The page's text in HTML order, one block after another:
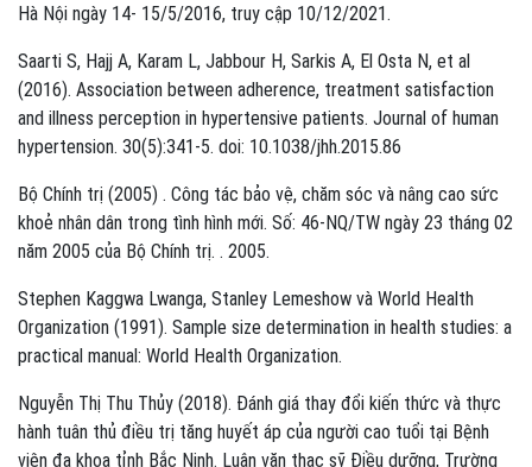
Hà Nội ngày 14- 15/5/2016, truy cập 10/12/2021.
Saarti S, Hajj A, Karam L, Jabbour H, Sarkis A, El Osta N, et al
(2016). Association between adherence, treatment satisfaction
and illness perception in hypertensive patients. Journal of human
hypertension. 30(5):341-5. doi: 10.1038/jhh.2015.86
Bộ Chính trị (2005) . Công tác bảo vệ, chăm sóc và nâng cao sức
khoẻ nhân dân trong tình hình mới. Số: 46-NQ/TW ngày 23 tháng 02
năm 2005 của Bộ Chính trị. . 2005.
Stephen Kaggwa Lwanga, Stanley Lemeshow và World Health
Organization (1991). Sample size determination in health studies: a
practical manual: World Health Organization.
Nguyễn Thị Thu Thủy (2018). Đánh giá thay đổi kiến thức và thực
hành tuân thủ điều trị tăng huyết áp của người cao tuổi tại Bệnh
viện đa khoa tỉnh Bắc Ninh. Luận văn thạc sỹ Điều dưỡng, Trường